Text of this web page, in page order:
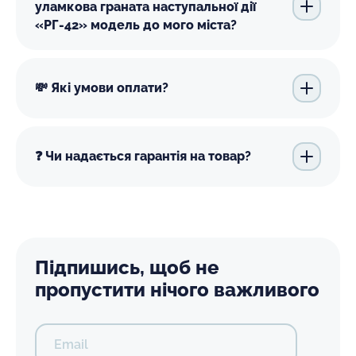
уламкова граната наступальної дії
«РГ-42» модель до мого міста?
💸 Які умови оплати?
❓ Чи надається гарантія на товар?
Підпишись, щоб не
пропустити нічого важливого
Email